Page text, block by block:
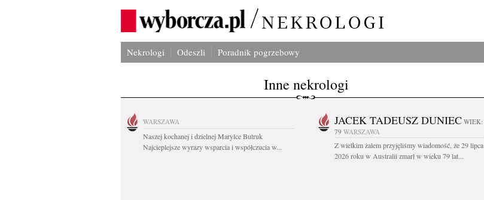
Nekrologi Odeszli Poradnik pogrzebowy
Inne nekrologi
WARSZAWA
Naszej kochanej i dzielnej Marylce Butruk
Najcieplejsze wyrazy wsparcia i współczucia w...
JACEK TADEUSZ DUNIEC WIEK:
79 WARSZAWA
Z wielkim żalem przyjęliśmy wiadomość, że 29 lipca
2026 roku w Australii zmarł w wieku 79 lat...